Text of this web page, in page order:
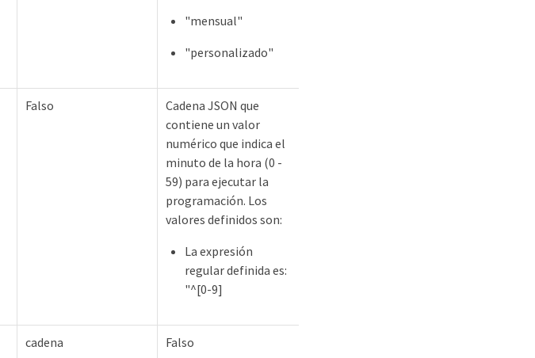
"mensual"
"personalizado"
Falso
Cadena JSON que
contiene un valor
numérico que indica el
minuto de la hora (0 -
59) para ejecutar la
programación. Los
valores definidos son:
La expresión
regular definida es:
"^[0-9]
cadena Falso